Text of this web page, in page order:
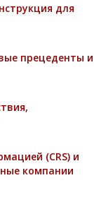
для
прецеденты и
(CRS) и
компании